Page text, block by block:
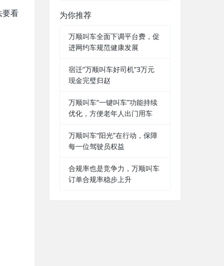
要看 为你推荐
万顺叫车全面下调平台费，促
进网约车规范健康发展
宿迁“万顺叫车好司机”3万元
现金完璧归赵
万顺叫车“一键叫车”功能持续
优化，方便老年人出门用车
万顺叫车“阳光”在行动，保障
每一位驾驶员权益
合规率也是竞争力，万顺叫车
订单合规率稳步上升